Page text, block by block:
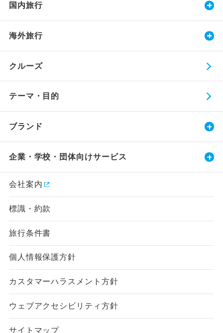
国内旅行
海外旅行
クルーズ
テーマ・目的
ブランド
企業・学校・団体向けサービス
会社案内
標識・約款
旅行条件書
個人情報保護方針
カスタマーハラスメント方針
ウェブアクセシビリティ方針
サイトマップ